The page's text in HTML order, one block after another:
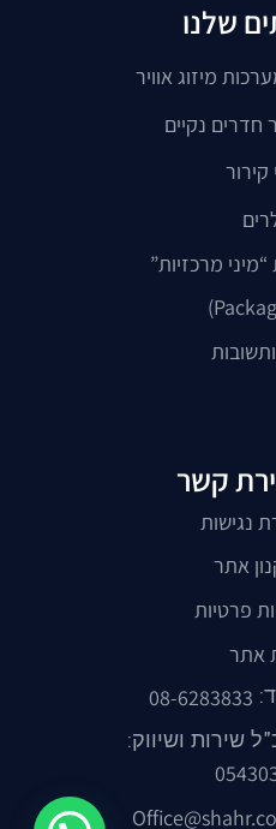
שלנו
מיזוג אוויר
חדרים נקיים
מרכזיות”
קשר
נגישות
אתר
פרטיות
אתר
08-6283833
שירות ושיווק: